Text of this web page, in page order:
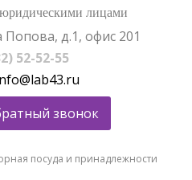
юридическими лицами
Попова, д.1, офис 201
52-52-55
звонок
посуда и принадлежности